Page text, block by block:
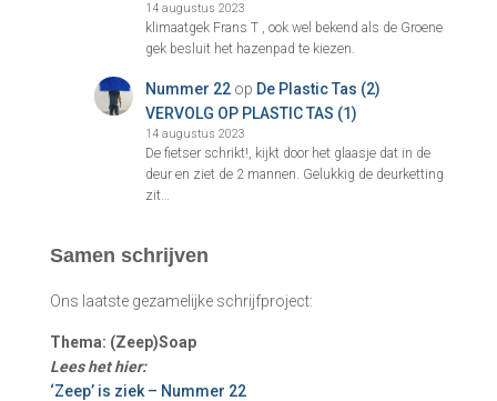
14 augustus 2023
klimaatgek Frans T , ook wel bekend als de Groene
gek besluit het hazenpad te kiezen.
Nummer 22op De Plastic Tas (2)
VERVOLG OP PLASTIC TAS (1)
14 augustus 2023
De fietser schrikt!, kijkt door het glaasje dat in de
deur en ziet de 2 mannen. Gelukkig de deurketting
zit…
Samen schrijven
Ons laatste gezamelijke schrijfproject:
Thema: (Zeep)Soap
Lees het hier:
‘Zeep’ is ziek – Nummer 22